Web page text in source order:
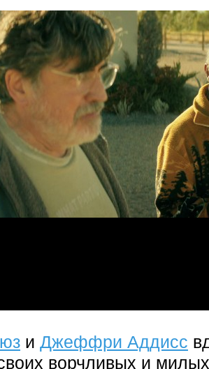
и Джеффри Аддисс
ворчливых и